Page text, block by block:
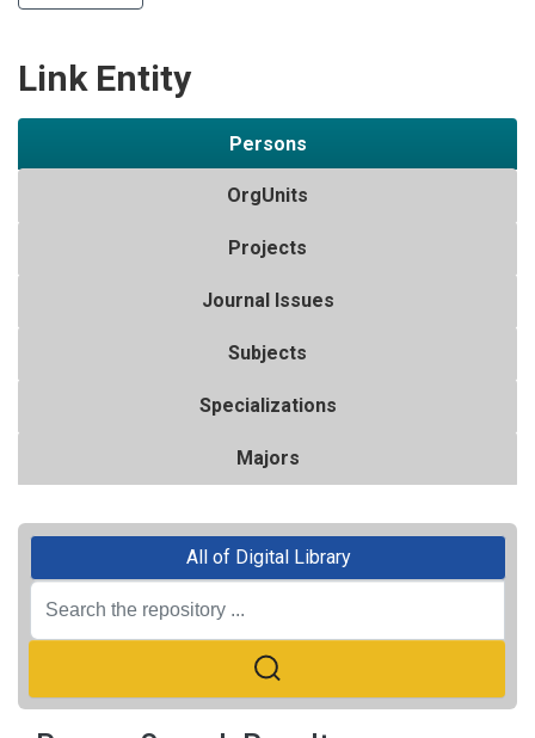
Link Entity
Persons
OrgUnits
Projects
Journal Issues
Subjects
Specializations
Majors
All of Digital Library